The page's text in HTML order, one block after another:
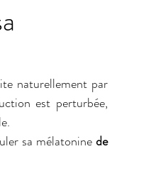
naturellement par
est perturbée,
sa mélatonine de